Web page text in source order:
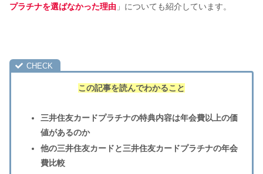
プラチナを選ばなかった理由 」についても紹介しています。
この記事を読んでわかること
三井住友カードプラチナの特典内容は年会費以上の価
値があるのか
他の三井住友カードと三井住友カードプラチナの年会
費比較